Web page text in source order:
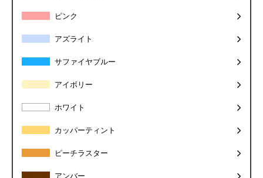
ピンク
アズライト
サファイヤブルー
アイボリー
ホワイト
カッパーティント
ピーチラスター